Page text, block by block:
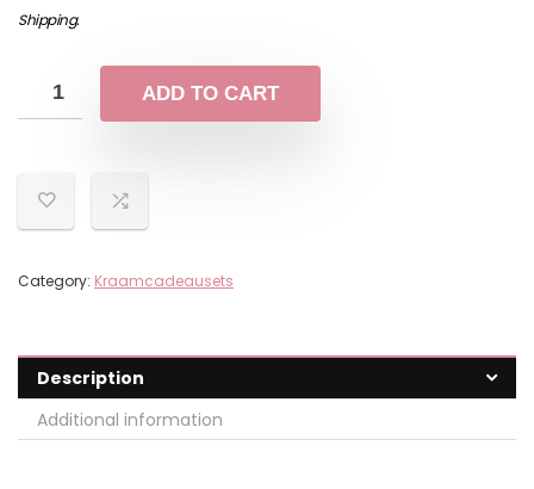
Shipping.
ADD TO CART
Category: Kraamcadeausets
Description
Additional information